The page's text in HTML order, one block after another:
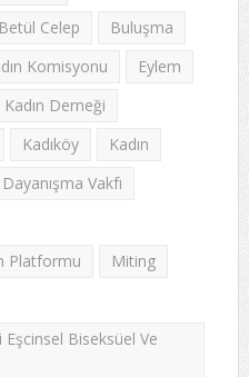
Betül Celep
Buluşma
Komisyonu
Eylem
Kadın Derneği
Kadıköy
Kadın
Vakfı
Platformu
Miting
Biseksüel Ve